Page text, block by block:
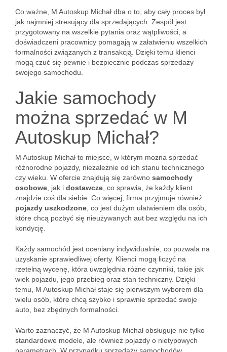
Co ważne, M Autoskup Michał dba o to, aby cały proces był
jak najmniej stresujący dla sprzedających. Zespół jest
przygotowany na wszelkie pytania oraz wątpliwości, a
doświadczeni pracownicy pomagają w załatwieniu wszelkich
formalności związanych z transakcją. Dzięki temu klienci
mogą czuć się pewnie i bezpiecznie podczas sprzedaży
swojego samochodu.
Jakie samochody
można sprzedać w M
Autoskup Michał?
M Autoskup Michał to miejsce, w którym można sprzedać
różnorodne pojazdy, niezależnie od ich stanu technicznego
czy wieku. W ofercie znajdują się zarówno samochody
osobowe , jak i dostawcze , co sprawia, że każdy klient
znajdzie coś dla siebie. Co więcej, firma przyjmuje również
pojazdy uszkodzone , co jest dużym ułatwieniem dla osób,
które chcą pozbyć się nieużywanych aut bez względu na ich
kondycję.
Każdy samochód jest oceniany indywidualnie, co pozwala na
uzyskanie sprawiedliwej oferty. Klienci mogą liczyć na
rzetelną wycenę, która uwzględnia różne czynniki, takie jak
wiek pojazdu, jego przebieg oraz stan techniczny. Dzięki
temu, M Autoskup Michał staje się pierwszym wyborem dla
wielu osób, które chcą szybko i sprawnie sprzedać swoje
auto, bez zbędnych formalności.
Warto zaznaczyć, że M Autoskup Michał obsługuje nie tylko
standardowe modele, ale również pojazdy o nietypowych